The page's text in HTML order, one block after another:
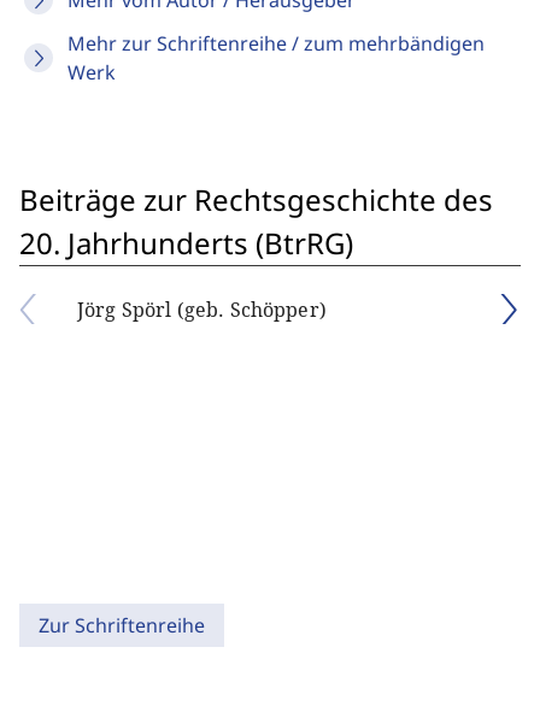
Mehr zur Schriftenreihe / zum mehrbändigen
Werk
Beiträge zur Rechtsgeschichte des
20. Jahrhunderts (BtrRG)
Jörg Spörl (geb. Schöpper)
Zur Schriftenreihe